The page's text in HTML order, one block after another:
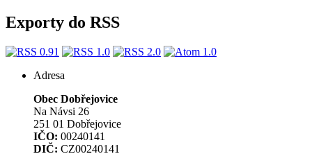
Exporty do RSS
Adresa
Obec Dobřejovice
Na Návsi 26
251 01 Dobřejovice
IČO: 00240141
DIČ: CZ00240141